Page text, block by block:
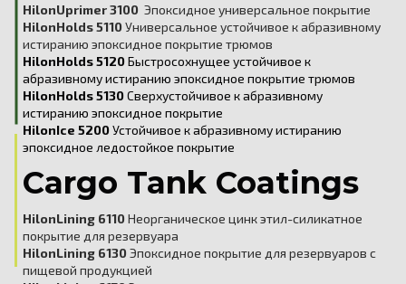
HilonUprimer 3100 Эпоксидное универсальное покрытие
HilonHolds 5110Универсальное устойчивое к абразивному
истиранию эпоксидное покрытие трюмов
HilonHolds 5120Быстросохнущее устойчивое к
абразивному истиранию эпоксидное покрытие трюмов
HilonHolds 5130Сверхустойчивое к абразивному
истиранию эпоксидное покрытие
HilonIce 5200Устойчивое к абразивному истиранию
эпоксидное ледостойкое покрытие
Cargo Tank Coatings
HilonLining 6110Неорганическое цинк этил-силикатное
покрытие для резервуара
HilonLining 6130Эпоксидное покрытие для резервуаров с
пищевой продукцией